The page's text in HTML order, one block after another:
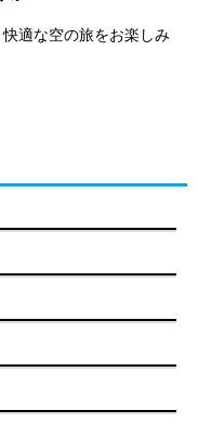
適な空の旅をお楽しみ